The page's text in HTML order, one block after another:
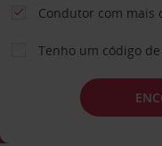
Condutor com mais
Tenho um código